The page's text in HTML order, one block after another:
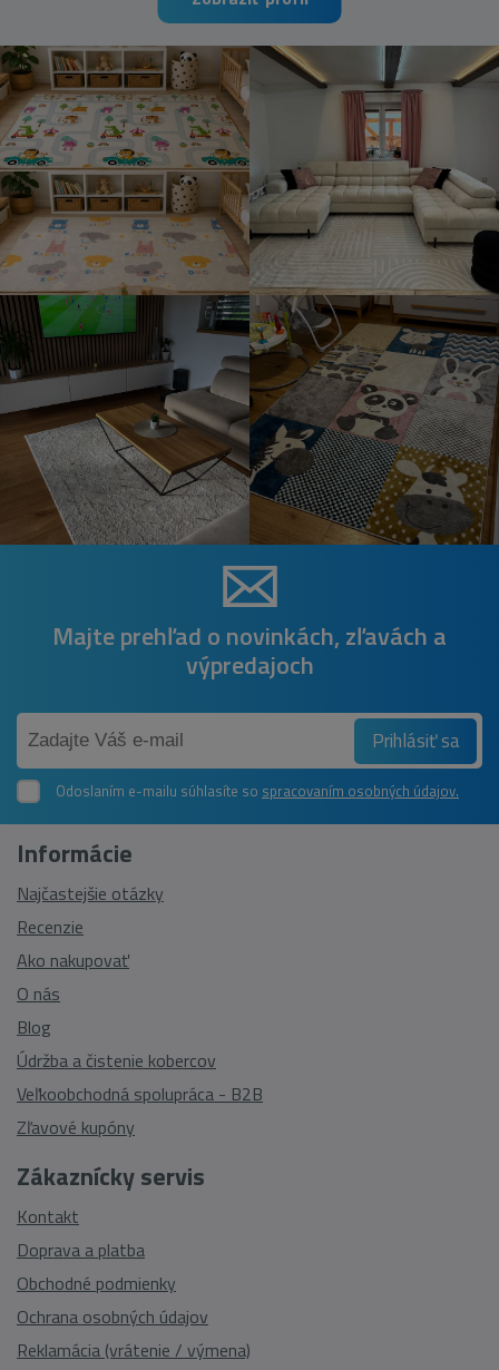
Majte prehľad o novinkách, zľavách a
výpredajoch
Prihlásiť sa
Odoslaním e-mailu súhlasíte so spracovaním osobných údajov.
Zákaznícky servis
Kontakt
Doprava a platba
Obchodné podmienky
Ochrana osobných údajov
Reklamácia (vrátenie / výmena)
Informácie
Najčastejšie otázky
Recenzie
Ako nakupovať
O nás
Blog
Údržba a čistenie kobercov
Veľkoobchodná spolupráca - B2B
Zľavové kupóny